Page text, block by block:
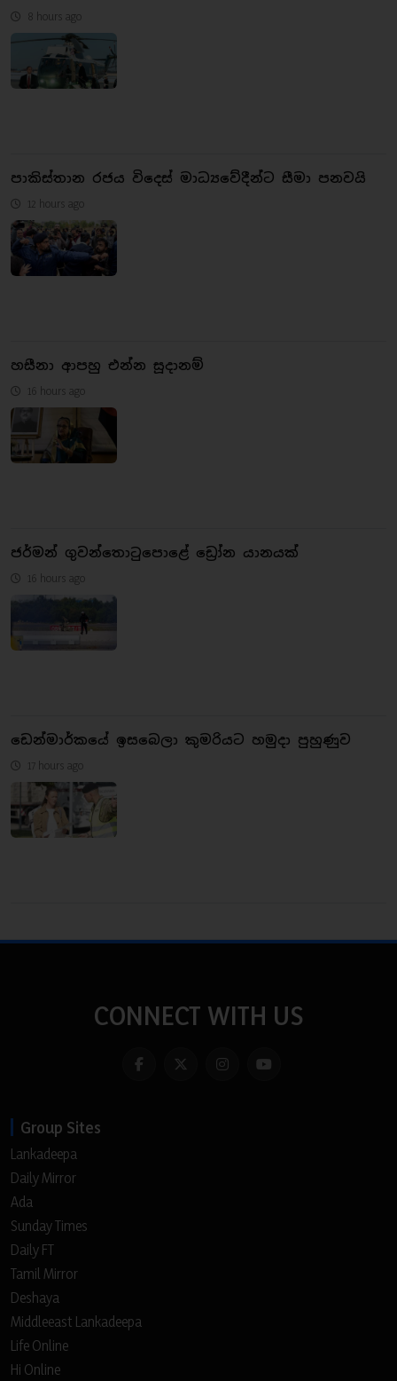
8 hours ago
පාකිස්තාන රජය විදෙස් මාධ්‍යවේදීන්ට සීමා පනවයි
12 hours ago
හසීනා ආපහු එන්න සූදානම්
16 hours ago
ජර්මන් ගුවන්තොටුපොළේ ඩ්‍රෝන යානයක්
16 hours ago
ඩෙන්මාර්කයේ ඉසබෙලා කුමරියට හමුදා පුහුණුව
17 hours ago
CONNECT WITH US
Group Sites
Lankadeepa
Daily Mirror
Ada
Sunday Times
Daily FT
Tamil Mirror
Deshaya
Middleeast Lankadeepa
Life Online
Hi Online